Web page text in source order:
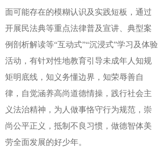
面可能存在的模糊认识及实践短板，通过
开展民法典等重点法律普及宣讲、典型案
例剖析解读等“互动式”“沉浸式”学习及体验
活动，有针对性地教育引导未成年人知规
矩明底线，知义务懂边界，知荣辱善自
律，自觉涵养高尚道德情操，践行社会主
义法治精神，为人做事恪守行为规范，崇
尚公平正义，抵制不良习惯，做德智体美
劳全面发展的好少年。